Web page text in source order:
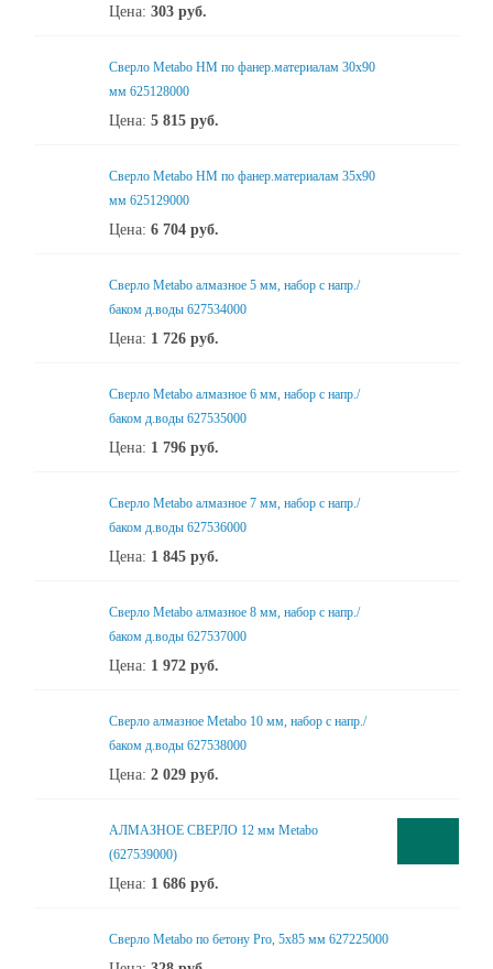
Цена: 303 руб.
Сверло Metabo HM по фанер.материалам 30х90
мм 625128000
Цена: 5 815 руб.
Сверло Metabo HM по фанер.материалам 35х90
мм 625129000
Цена: 6 704 руб.
Сверло Metabo алмазное 5 мм, набор с напр./
баком д.воды 627534000
Цена: 1 726 руб.
Сверло Metabo алмазное 6 мм, набор с напр./
баком д.воды 627535000
Цена: 1 796 руб.
Сверло Metabo алмазное 7 мм, набор с напр./
баком д.воды 627536000
Цена: 1 845 руб.
Сверло Metabo алмазное 8 мм, набор с напр./
баком д.воды 627537000
Цена: 1 972 руб.
Сверло алмазное Metabo 10 мм, набор с напр./
баком д.воды 627538000
Цена: 2 029 руб.
АЛМАЗНОЕ СВЕРЛО 12 мм Metabo
(627539000)
Цена: 1 686 руб.
Сверло Metabo по бетону Pro, 5х85 мм 627225000